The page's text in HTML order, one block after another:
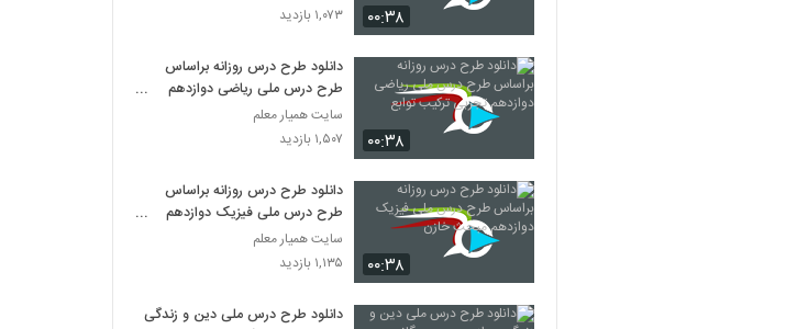
۰۰:۳۸
۱,۰۷۳ بازدید
۰۰:۳۸
دانلود طرح درس روزانه براساس
طرح درس ملی ریاضی دوازدهم
تجربی ترکیب توابع
سایت همیار معلم
۱,۵۰۷ بازدید
۰۰:۳۸
دانلود طرح درس روزانه براساس
طرح درس ملی فیزیک دوازدهم
مبحث خازن
سایت همیار معلم
۱,۱۳۵ بازدید
دانلود طرح درس ملی دین و زندگی